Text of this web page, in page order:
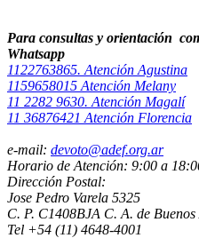
Para consultas y orientación
Whatsapp ​
1122763865. Atención Agustina
1159658015 Atención Melany
11 2282 9630. Atención Magalí
11 36876421 Atención Florencia
e-mail: devoto@adef.org.ar
Horario de Atención: 9:00 a
Dirección Postal:
Jose Pedro Varela 5325
C. P. C1408BJA C. A. de Buenos
Tel +54 (11) 4648-4001